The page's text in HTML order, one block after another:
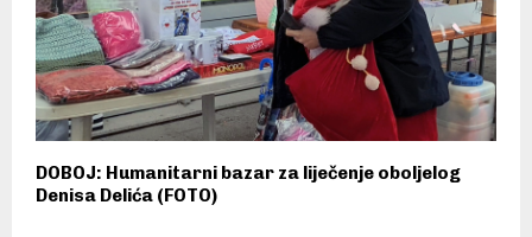
DOBOJ: Humanitarni bazar za liječenje oboljelog
Denisa Delića (FOTO)